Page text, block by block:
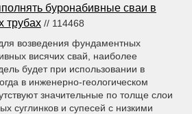
буронабивные сваи в
трубах // 114468
возведения фундаментных
висячих свай, наиболее
будет при использовании в
в инженерно-геологическом
значительные по толще слои
суглинков и супесей с низкими